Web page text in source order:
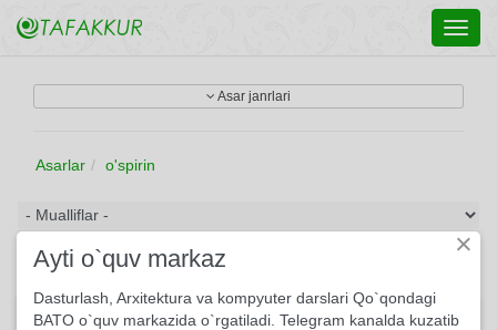
Asar janrlari
Asarlar o'spirin
Ilk she'rning yozilishi haqida ballada
×
Ayti o`quv markaz
Dasturlash, Arxitektura va kompyuter darslari Qo`qondagi
BATO o`quv markazida o`rgatiladi. Telegram kanalda kuzatib